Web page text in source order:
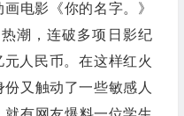
电影《你的名字。》
潮，连破多项日影纪
人民币。在这样红火
份又触动了一些敏感人